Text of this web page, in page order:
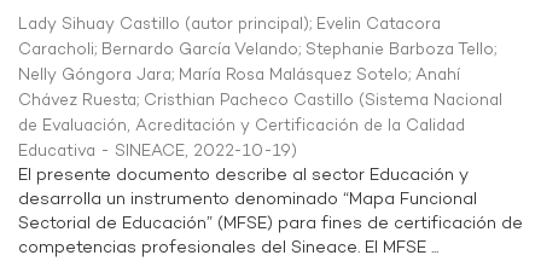
Lady Sihuay Castillo (autor principal); Evelin Catacora
Caracholi; Bernardo García Velando; Stephanie Barboza Tello;
Nelly Góngora Jara; María Rosa Malásquez Sotelo; Anahí
Chávez Ruesta; Cristhian Pacheco Castillo (Sistema Nacional
de Evaluación, Acreditación y Certificación de la Calidad
Educativa - SINEACE, 2022-10-19)
El presente documento describe al sector Educación y
desarrolla un instrumento denominado “Mapa Funcional
Sectorial de Educación” (MFSE) para fines de certificación de
competencias profesionales del Sineace. El MFSE ...